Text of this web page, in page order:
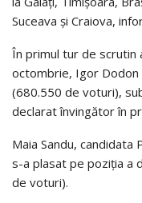
Suceava și Craiova,
În primul tur de scrutin
octombrie, Igor Dodon
(680.550 de voturi),
declarat învingător în
Maia Sandu, candidata
s-a plasat pe poziția a
de voturi).